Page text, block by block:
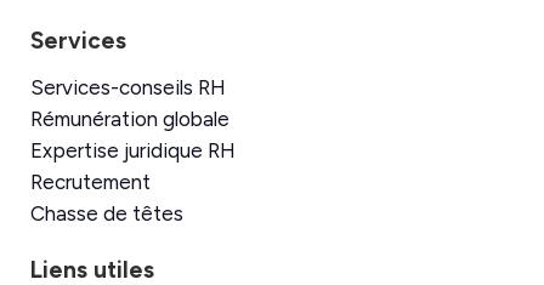
Services
Services-conseils RH
Rémunération globale
Expertise juridique RH
Recrutement
Chasse de têtes
Liens utiles